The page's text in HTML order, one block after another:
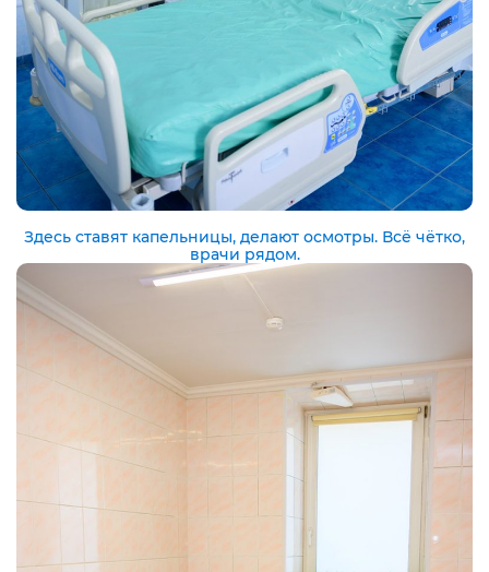
Здесь ставят капельницы, делают осмотры. Всё чётко,
врачи рядом.